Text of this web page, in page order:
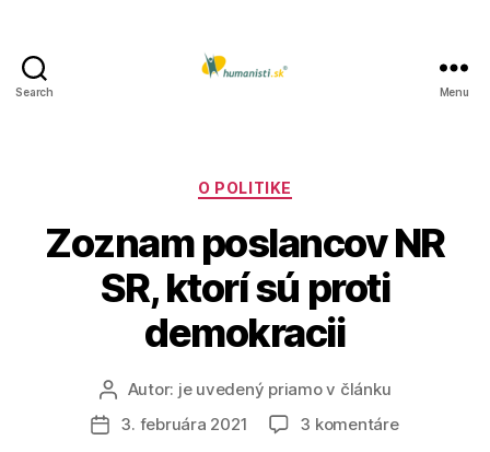
Search Menu
Kategórie
O POLITIKE
Zoznam poslancov NR
SR, ktorí sú proti
demokracii
Autor
článku
Autor: je uvedený priamo v článku
Dátum
3. februára 2021 3 komentárena